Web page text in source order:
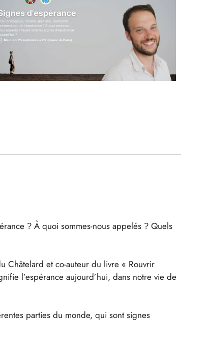
iCalendar Office 365
? À quoi sommes-nous appelés ? Quels
Châtelard et co-auteur du livre « Rouvrir
l’espérance aujourd’hui, dans notre vie de
parties du monde, qui sont signes